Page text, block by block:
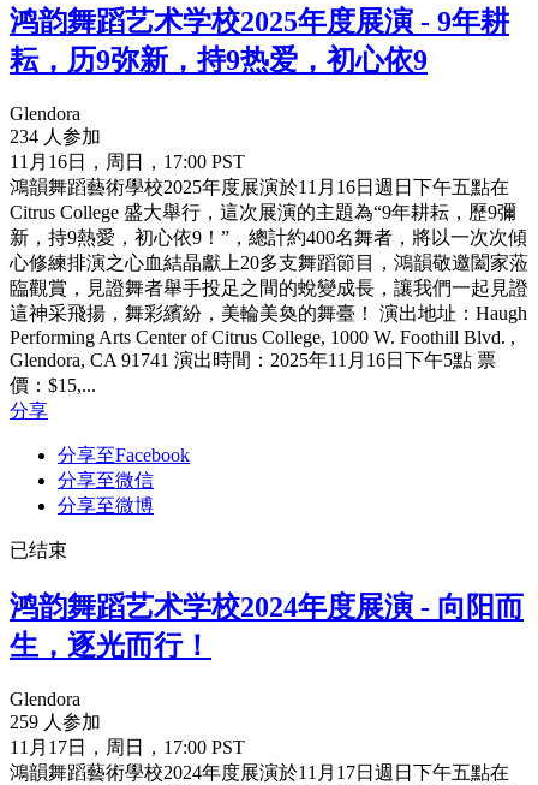
鸿韵舞蹈艺术学校2025年度展演 - 9年耕
耘，历9弥新，持9热爱，初心依9
Glendora
234 人参加
11月16日，周日，17:00 PST
鴻韻舞蹈藝術學校2025年度展演於11月16日週日下午五點在
Citrus College 盛大舉行，這次展演的主題為“9年耕耘，歷9彌
新，持9熱愛，初心依9！”，總計約400名舞者，將以一次次傾
心修練排演之心血結晶獻上20多支舞蹈節目，鴻韻敬邀闔家蒞
臨觀賞，見證舞者舉手投足之間的蛻變成長，讓我們一起見證
這神采飛揚，舞彩繽紛，美輪美奐的舞臺！ 演出地址：Haugh
Performing Arts Center of Citrus College, 1000 W. Foothill Blvd. ,
Glendora, CA 91741 演出時間：2025年11月16日下午5點 票
價：$15,...
分享
分享至Facebook
分享至微信
分享至微博
已结束
鸿韵舞蹈艺术学校2024年度展演 - 向阳而
生，逐光而行！
Glendora
259 人参加
11月17日，周日，17:00 PST
鴻韻舞蹈藝術學校2024年度展演於11月17日週日下午五點在